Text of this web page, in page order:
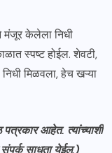
केलेला निधी
स्पष्ट होईल. शेवटी,
मिळवला, हेच खऱ्या
आहेत. त्यांच्याशी
साधता येईल.)